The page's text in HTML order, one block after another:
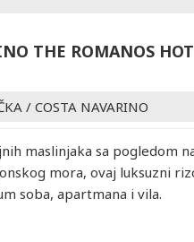
THE ROMANOS
/ COSTA NAVARINO
maslinjaka sa pogledom
mora, ovaj luksuzni
soba, apartmana i vila.